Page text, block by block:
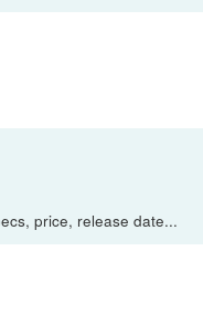
price, release date...